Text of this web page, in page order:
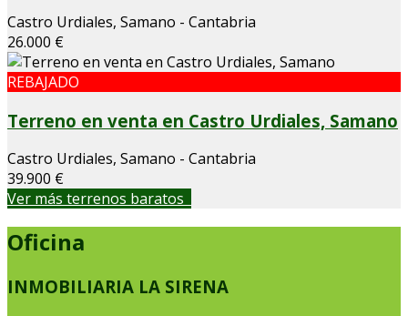
Castro Urdiales, Samano - Cantabria
26.000 €
REBAJADO
Terreno en venta en Castro Urdiales, Samano
Castro Urdiales, Samano - Cantabria
39.900 €
Ver más terrenos baratos
Oficina
INMOBILIARIA LA SIRENA